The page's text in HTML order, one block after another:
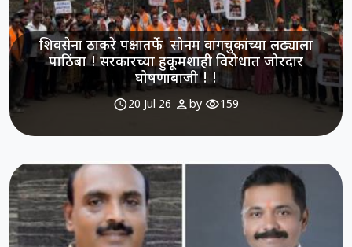
शिवसेना ठाकरे पक्षातर्फे सोनम वांगचुकांच्या लढ्याला
पाठिंबा ! सरकारच्या हुकूमशाही विरोधात जोरदार
घोषणाबाजी ! !
schedule20 Jul 26 personby visibility159